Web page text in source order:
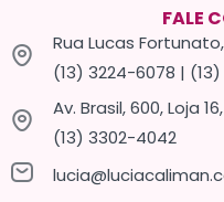
FALE
Rua Lucas
(13) 3224-6078 |
Av. Brasil, 600, Loja
(13) 3302-4042